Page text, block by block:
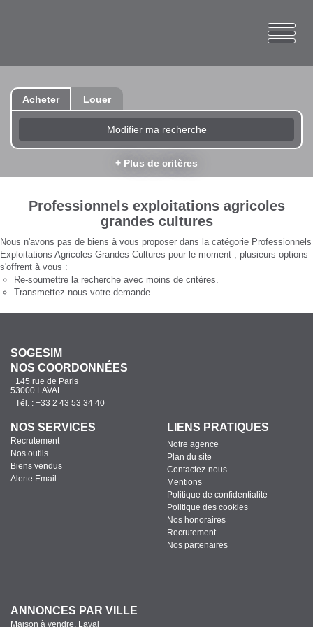
Acheter Louer
Modifier ma recherche
+ Plus de critères
Professionnels exploitations agricoles
grandes cultures
Nous n'avons pas de biens à vous proposer dans la catégorie Professionnels
Exploitations Agricoles Grandes Cultures pour le moment , plusieurs options
s'offrent à vous :
Re-soumettre la recherche avec moins de critères.
Transmettez-nous votre demande
SOGESIM
NOS COORDONNÉES
145 rue de Paris
53000 LAVAL
Tél. : +33 2 43 53 34 40
NOS SERVICES
Recrutement
Nos outils
Biens vendus
Alerte Email
LIENS PRATIQUES
Notre agence
Plan du site
Contactez-nous
Mentions
Politique de confidentialité
Politique des cookies
Nos honoraires
Recrutement
Nos partenaires
ANNONCES PAR VILLE
Maison à vendre, Laval